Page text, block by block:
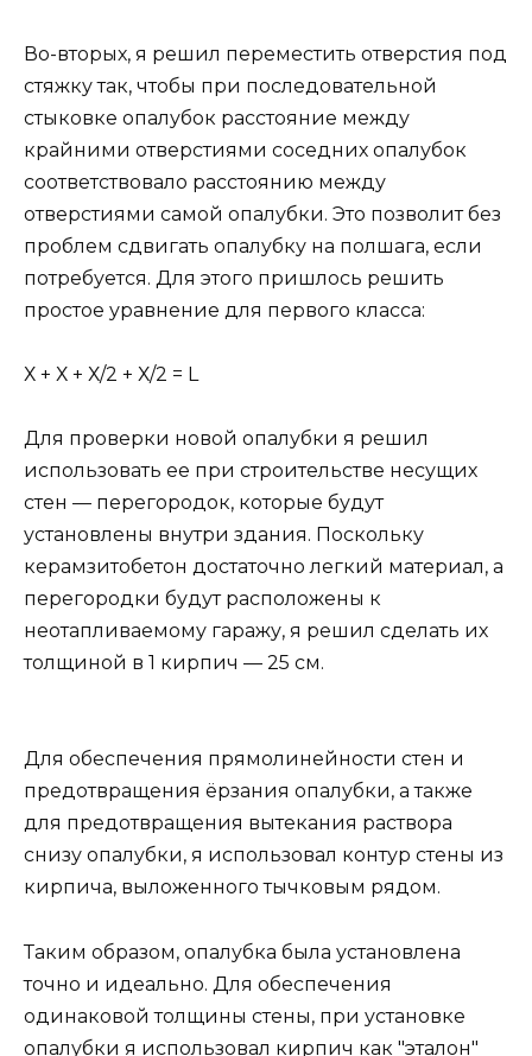
Во-вторых, я решил переместить отверстия под
стяжку так, чтобы при последовательной
стыковке опалубок расстояние между
крайними отверстиями соседних опалубок
соответствовало расстоянию между
отверстиями самой опалубки. Это позволит без
проблем сдвигать опалубку на полшага, если
потребуется. Для этого пришлось решить
простое уравнение для первого класса:
Х + Х + Х/2 + Х/2 = L
Для проверки новой опалубки я решил
использовать ее при строительстве несущих
стен — перегородок, которые будут
установлены внутри здания. Поскольку
керамзитобетон достаточно легкий материал, а
перегородки будут расположены к
неотапливаемому гаражу, я решил сделать их
толщиной в 1 кирпич — 25 см.
Для обеспечения прямолинейности стен и
предотвращения ёрзания опалубки, а также
для предотвращения вытекания раствора
снизу опалубки, я использовал контур стены из
кирпича, выложенного тычковым рядом.
Таким образом, опалубка была установлена
точно и идеально. Для обеспечения
одинаковой толщины стены, при установке
опалубки я использовал кирпич как "эталон"